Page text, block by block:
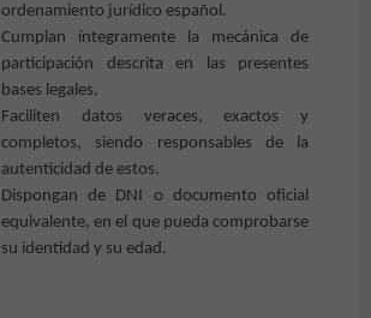
ordenamiento jurídico español.
Cumplan íntegramente la mecánica de
participación descrita en las presentes
bases legales.
Faciliten datos veraces, exactos y
completos, siendo responsables de la
autenticidad de estos.
Dispongan de DNI o documento oficial
equivalente, en el que pueda comprobarse
su identidad y su edad.